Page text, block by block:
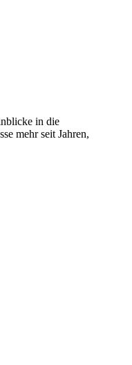
in die
mehr seit Jahren,